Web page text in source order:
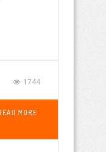
1744
MORE